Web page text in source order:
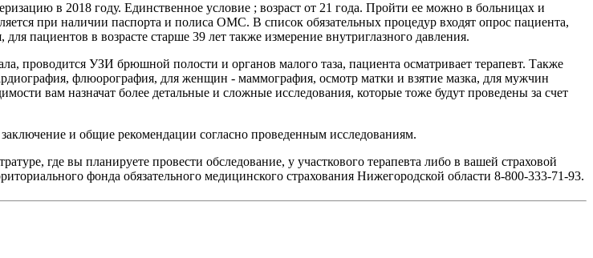
в 2018 году. Единственное условие ; возраст от 21 года. Пройти ее можно в больницах и
при наличии паспорта и полиса ОМС. В список обязательных процедур входят опрос пациента,
пациентов в возрасте старше 39 лет также измерение внутриглазного давления.
проводится УЗИ брюшной полости и органов малого таза, пациента осматривает терапевт. Также
флюорография, для женщин - маммография, осмотр матки и взятие мазка, для мужчин
вам назначат более детальные и сложные исследования, которые тоже будут проведены за счет
и общие рекомендации согласно проведенным исследованиям.
где вы планируете провести обследование, у участкового терапевта либо в вашей страховой
фонда обязательного медицинского страхования Нижегородской области 8-800-333-71-93.